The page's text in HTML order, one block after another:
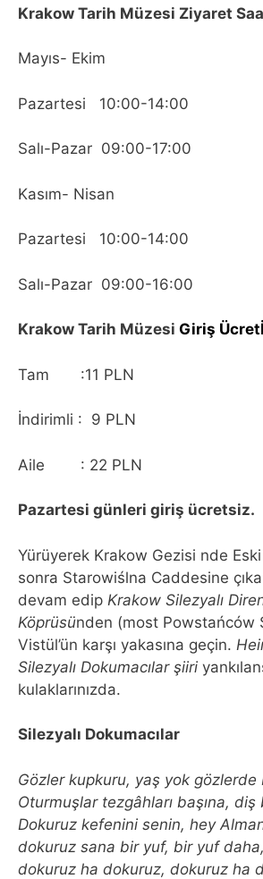
Krakow Tarih Müzesi Ziyaret
Mayıs- Ekim
Pazartesi 10:00-14:00
Salı-Pazar 09:00-17:00
Kasım- Nisan
Pazartesi 10:00-14:00
Salı-Pazar 09:00-16:00
Krakow Tarih Müzesi Giriş
Tam :11 PLN
İndirimli : 9 PLN
Aile : 22 PLN
Pazartesi günleri giriş ücretsiz.
Yürüyerek Krakow Gezisi nde Eski
sonra Starowiślna Caddesine
devam edip Krakow Silezyalı
Köprüsünden (most Powstańców
Vistül’ün karşı yakasına geçin.
Silezyalı Dokumacılar şiiri
kulaklarınızda.
Silezyalı Dokumacılar
Gözler kupkuru, yaş yok gözlerde
Oturmuşlar tezgâhları başına, diş
Dokuruz kefenini senin, hey
dokuruz sana bir yuf, bir yuf
dokuruz ha dokuruz, dokuruz ha